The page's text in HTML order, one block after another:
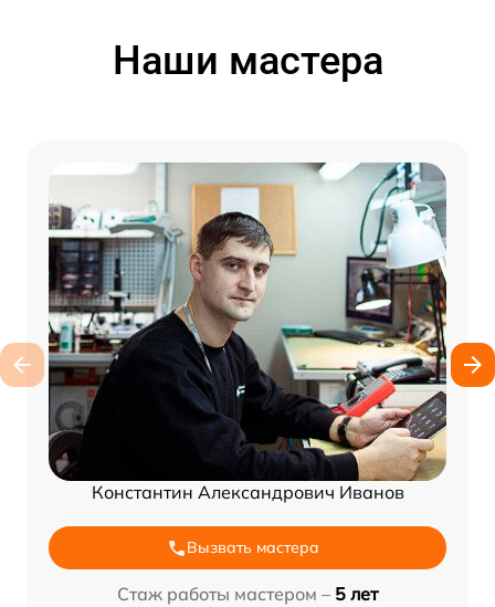
Наши мастера
Константин Александрович Иванов
Вызвать мастера
Стаж работы мастером – 5 лет